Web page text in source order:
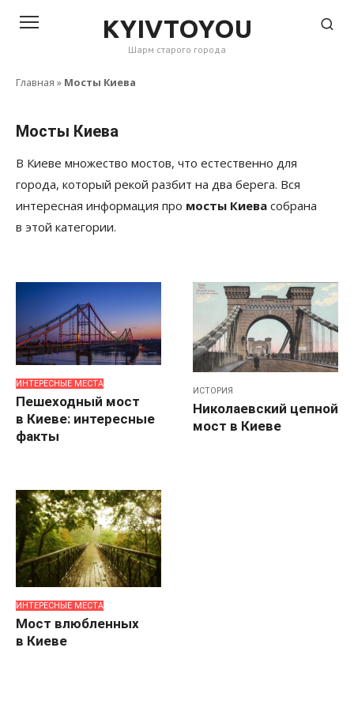
KYIVTOYOU
Шарм старого города
Главная » Мосты Киева
Мосты Киева
В Киеве множество мостов, что естественно для
города, который рекой разбит на два берега. Вся
интересная информация про мосты Киева собрана
в этой категории.
ИНТЕРЕСНЫЕ МЕСТА
Пешеходный мост
в Киеве: интересные
факты
ИСТОРИЯ
Николаевский цепной
мост в Киеве
ИНТЕРЕСНЫЕ МЕСТА
Мост влюбленных
в Киеве